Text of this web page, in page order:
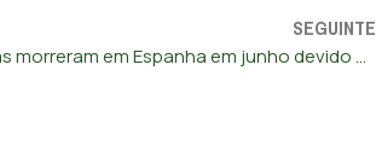
SEGUINTE
Mais de mil pessoas morreram em Espanha em junho devido ao calor